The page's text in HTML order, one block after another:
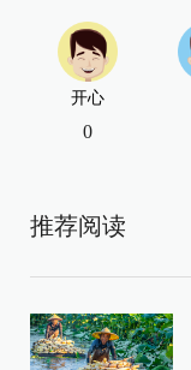
开心
0
推荐阅读